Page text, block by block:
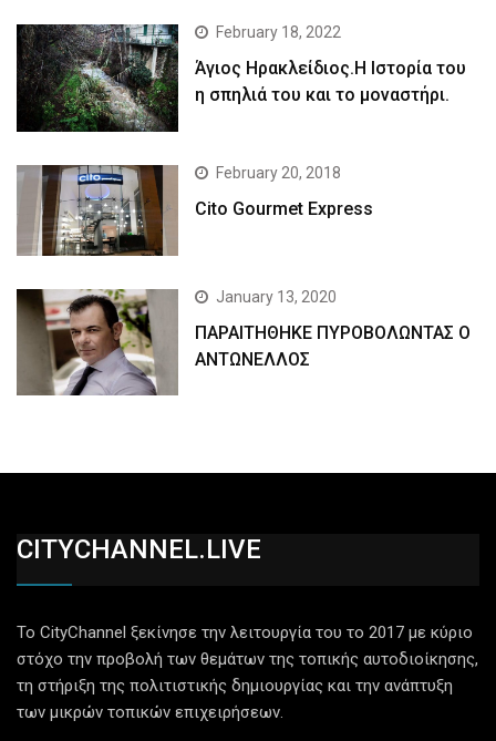
February 18, 2022
Άγιος Ηρακλείδιος.Η Ιστορία του
η σπηλιά του και το μοναστήρι.
February 20, 2018
Cito Gourmet Express
January 13, 2020
ΠΑΡΑΙΤΗΘΗΚΕ ΠΥΡΟΒΟΛΩΝΤΑΣ Ο
ΑΝΤΩΝΕΛΛΟΣ
CITYCHANNEL.LIVE
Το CityChannel ξεκίνησε την λειτουργία του το 2017 με κύριο
στόχο την προβολή των θεμάτων της τοπικής αυτοδιοίκησης,
τη στήριξη της πολιτιστικής δημιουργίας και την ανάπτυξη
των μικρών τοπικών επιχειρήσεων.